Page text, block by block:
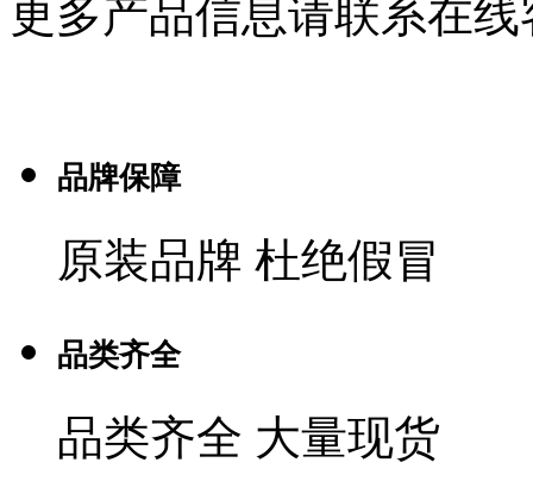
更多产品信息请联系在
品牌保障
原装品牌 杜绝假冒
品类齐全
品类齐全 大量现货